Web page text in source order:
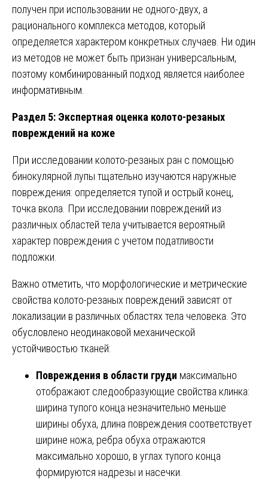
получен при использовании не одного-двух, а
рационального комплекса методов, который
определяется характером конкретных случаев. Ни один
из методов не может быть признан универсальным,
поэтому комбинированный подход является наиболее
информативным.
Раздел 5: Экспертная оценка колото-резаных
повреждений на коже
При исследовании колото-резаных ран с помощью
бинокулярной лупы тщательно изучаются наружные
повреждения: определяется тупой и острый конец,
точка вкола. При исследовании повреждений из
различных областей тела учитывается вероятный
характер повреждения с учетом податливости
подложки.
Важно отметить, что морфологические и метрические
свойства колото-резаных повреждений зависят от
локализации в различных областях тела человека. Это
обусловлено неодинаковой механической
устойчивостью тканей:
Повреждения в области груди максимально
отображают следообразующие свойства клинка:
ширина тупого конца незначительно меньше
ширины обуха, длина повреждения соответствует
ширине ножа, ребра обуха отражаются
максимально хорошо, в углах тупого конца
формируются надрезы и насечки.